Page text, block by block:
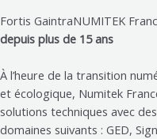
Fortis GaintraNUMITEK
depuis plus de 15 ans
À l’heure de la transition
et écologique, Numitek
solutions techniques avec
domaines suivants : GED,